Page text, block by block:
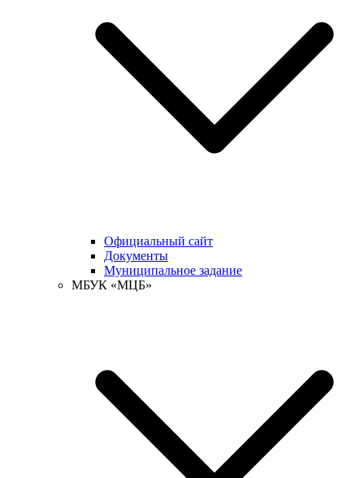
Официальный сайт
Документы
Муниципальное задание
МБУК «МЦБ»